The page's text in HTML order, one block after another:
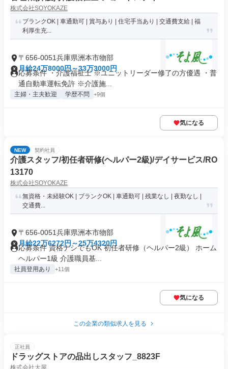
株式会社SOYOKAZE
ブランクOK | 車通勤可 | 賞与あり | 住宅手当あり | 交通費支給 | 福
利厚生充...
〒656-0051兵庫県洲本市物部
月給24万8000円～33万3000円
応募条件 ・介護福祉士 ※ユニットリーダー修了の方優遇 ・普
通自動車運転免許 ※介護施...
主婦・主夫歓迎 学歴不問 +9個
気になる
NEW 契約社員
介護スタッフ/初任者研修(ヘルパー2級)/デイサービス/RO
13170
株式会社SOYOKAZE
無資格・未経験OK | ブランクOK | 車通勤可 | 残業なし | 夜勤なし |
交通費...
〒656-0051兵庫県洲本市物部
月給22万6272円～25万4320円
応募条件 資格ナシでもOK 初任者研修（ヘルパー2級） ホーム
ヘルパー1級 介護職員基...
社員登用あり +11個
気になる
この企業の類似求人を見る
正社員
ドラッグストアの品出しスタッフ_8823F
株式会社大屋